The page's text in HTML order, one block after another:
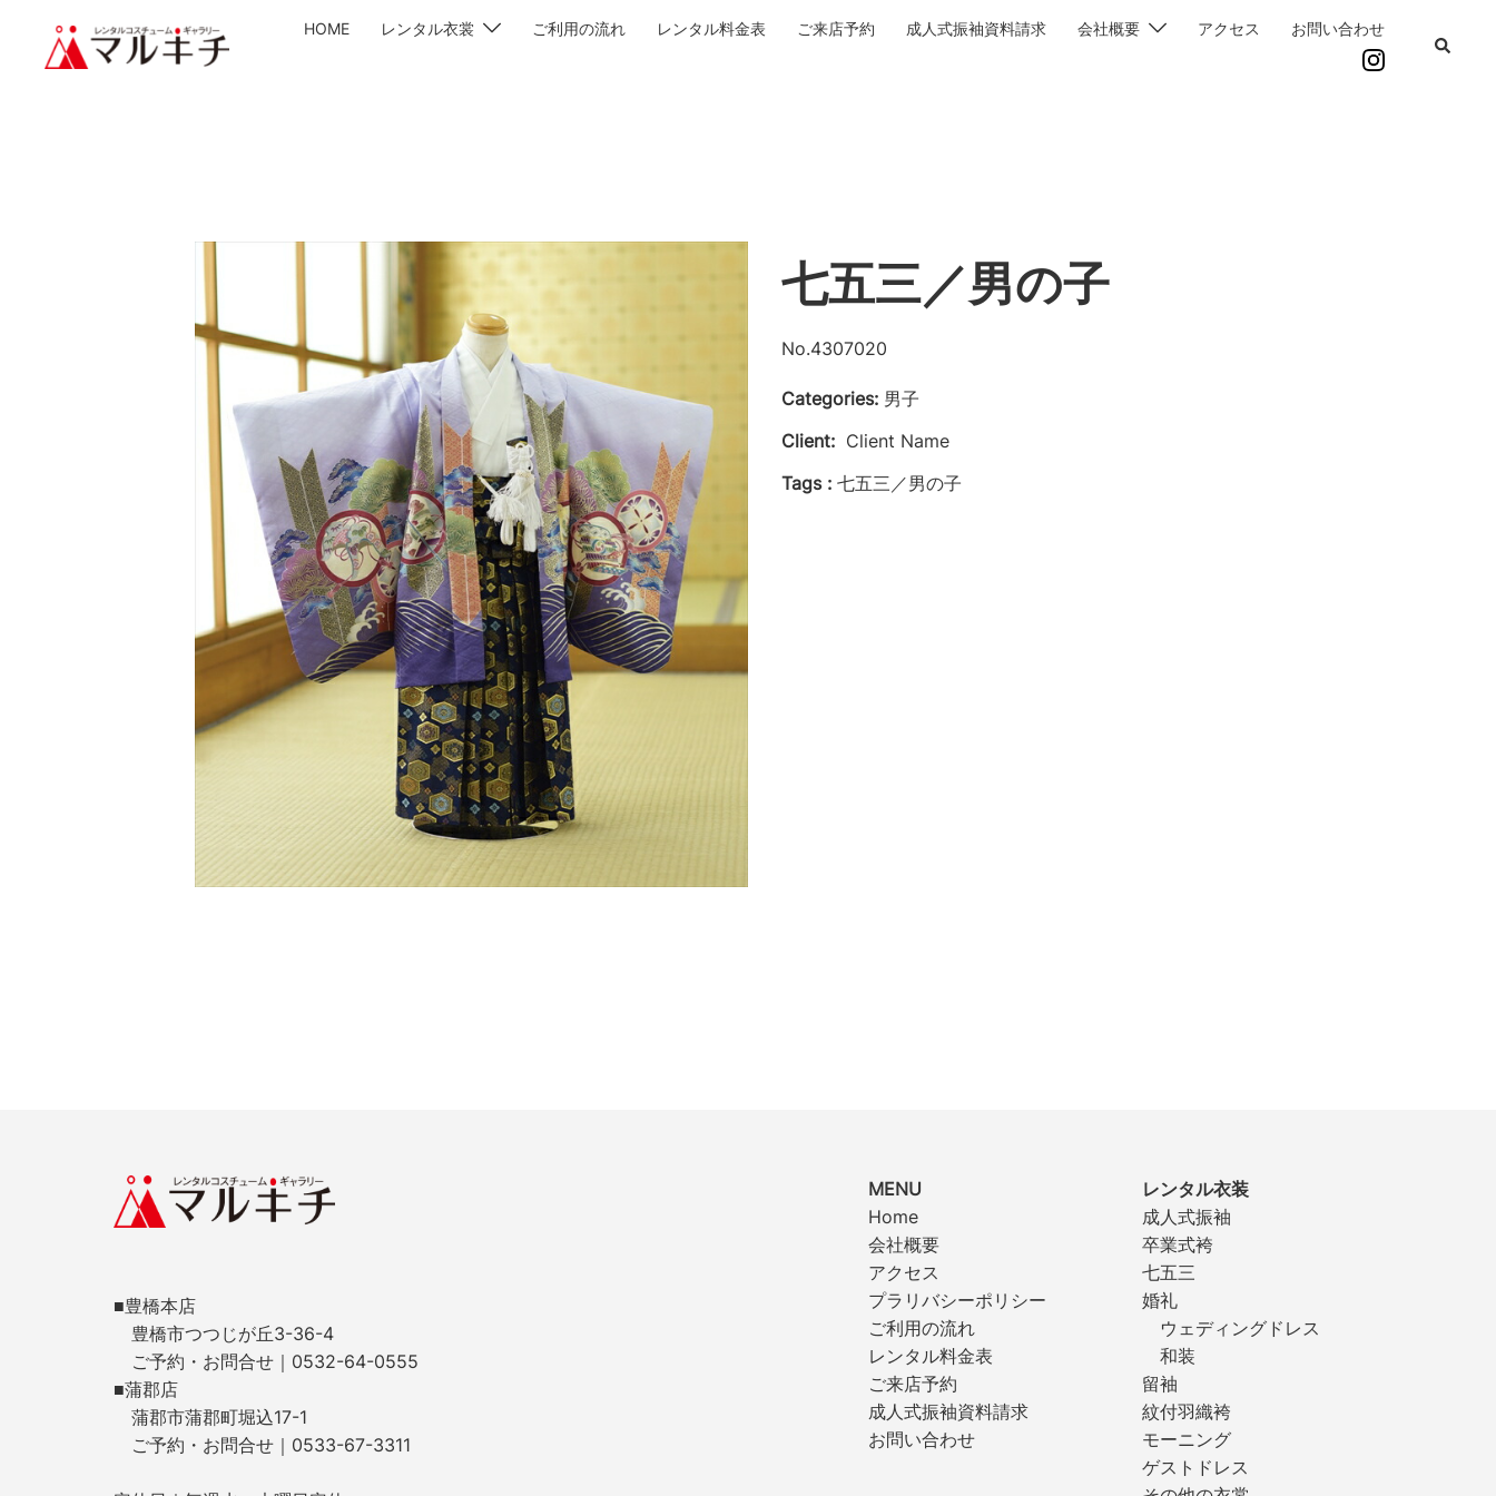
HOME レンタル衣裳 ご利用の流れ レンタル料金表 ご来店予約 成人式振袖資料請求 会社概要 アクセス お問い合わせ
七五三／男の子
No.4307020
Categories: 男子
Client: Client Name
Tags : 七五三／男の子
■豊橋本店
豊橋市つつじが丘3-36-4
ご予約・お問合せ｜0532-64-0555
■蒲郡店
蒲郡市蒲郡町堀込17-1
ご予約・お問合せ｜0533-67-3311
MENU
Home
会社概要
アクセス
プラリバシーポリシー
ご利用の流れ
レンタル料金表
ご来店予約
成人式振袖資料請求
お問い合わせ
レンタル衣装
成人式振袖
卒業式袴
七五三
婚礼
ウェディングドレス
和装
留袖
紋付羽織袴
モーニング
ゲストドレス